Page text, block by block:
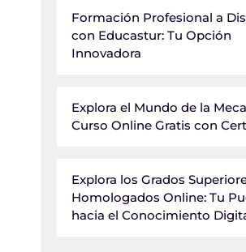
Formación Profesional a
con Educastur: Tu Opción
Innovadora
Explora el Mundo de la
Curso Online Gratis con
Explora los Grados
Homologados Online: Tu
hacia el Conocimiento